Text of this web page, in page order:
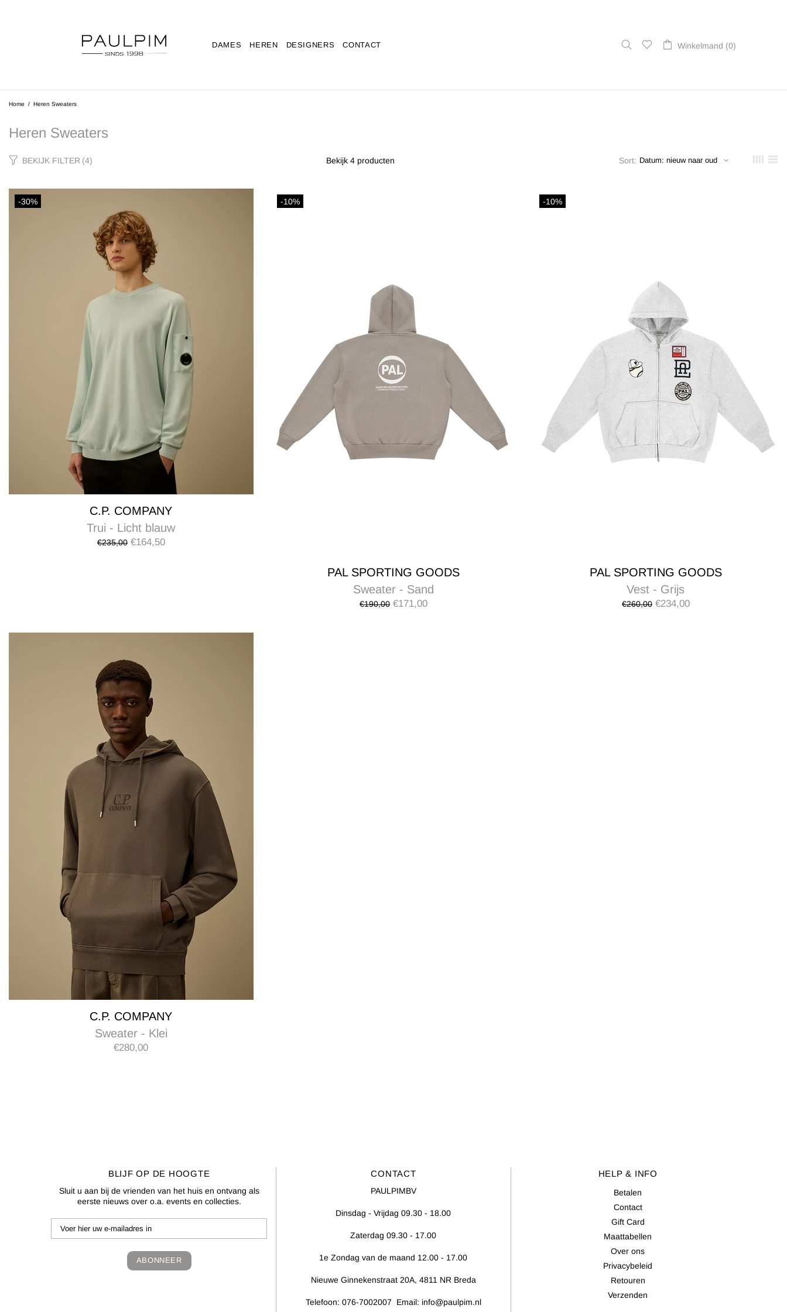
DAMES HEREN DESIGNERS CONTACT Winkelmand (0)
Home Heren Sweaters
Heren Sweaters
BEKIJK FILTER (4) Bekijk 4 producten Sort:
-30%
C.P. COMPANY
Trui - Licht blauw
€235,00 €164,50
-10%
PAL SPORTING GOODS
Sweater - Sand
€190,00 €171,00
-10%
PAL SPORTING GOODS
Vest - Grijs
€260,00 €234,00
C.P. COMPANY
Sweater - Klei
€280,00
BLIJF OP DE HOOGTE
Sluit u aan bij de vrienden van het huis en ontvang als
eerste nieuws over o.a. events en collecties.
CONTACT
PAULPIMBV
Dinsdag - Vrijdag 09.30 - 18.00
Zaterdag 09.30 - 17.00
1e Zondag van de maand 12.00 - 17.00
Nieuwe Ginnekenstraat 20A, 4811 NR Breda
Telefoon: 076-7002007 Email: info@paulpim.nl
HELP & INFO
Betalen
Contact
Gift Card
Maattabellen
Over ons
Privacybeleid
Retouren
Verzenden